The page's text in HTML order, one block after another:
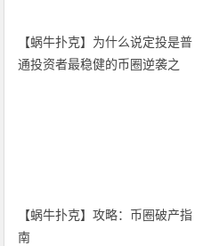
【蜗牛扑克】为什么说定投是普
通投资者最稳健的币圈逆袭之
【蜗牛扑克】攻略：币圈破产指
南